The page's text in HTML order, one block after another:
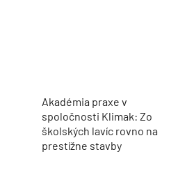
Akadémia praxe v
spoločnosti Klimak: Zo
školských lavíc rovno na
prestížne stavby